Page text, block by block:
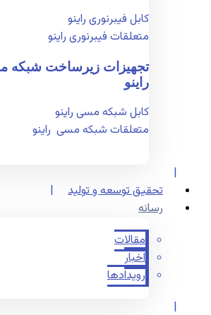
کابل فیبر‌نوری راینو
متعلقات فیبر‌نوری راینو
تجهیزات زیر‌ساخت شبکه
راینو
کابل شبکه مسی راینو
متعلقات شبکه مسی راینو
تحقیق توسعه و تولید
رسانه
مقالات
اخبار
رویدادها